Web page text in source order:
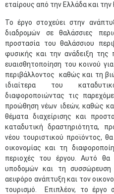
εταίρους από την Ελλάδα και την
Το έργο στοχεύει στην
διαδρομών σε θαλάσσιες
προστασία του θαλάσσιου
φυσικής και την ανάδειξη της
ευαισθητοποίηση του κοινού
περιβάλλοντος καθώς και τη
ιδιαίτερα του
διαφοροποιώντας τις
προώθηση νέων ιδεών, καθώς
θέματα διαχείρισης και
καταδυτική δραστηριότητα,
νέου τουριστικού προϊόντος,
οικονομίας και τη
περιοχές του έργου. Αυτό θα
υποδομών και τη συσσώρευση
αειφόρο ανάπτυξη και τον
τουρισμό. Επιπλέον, το έργο